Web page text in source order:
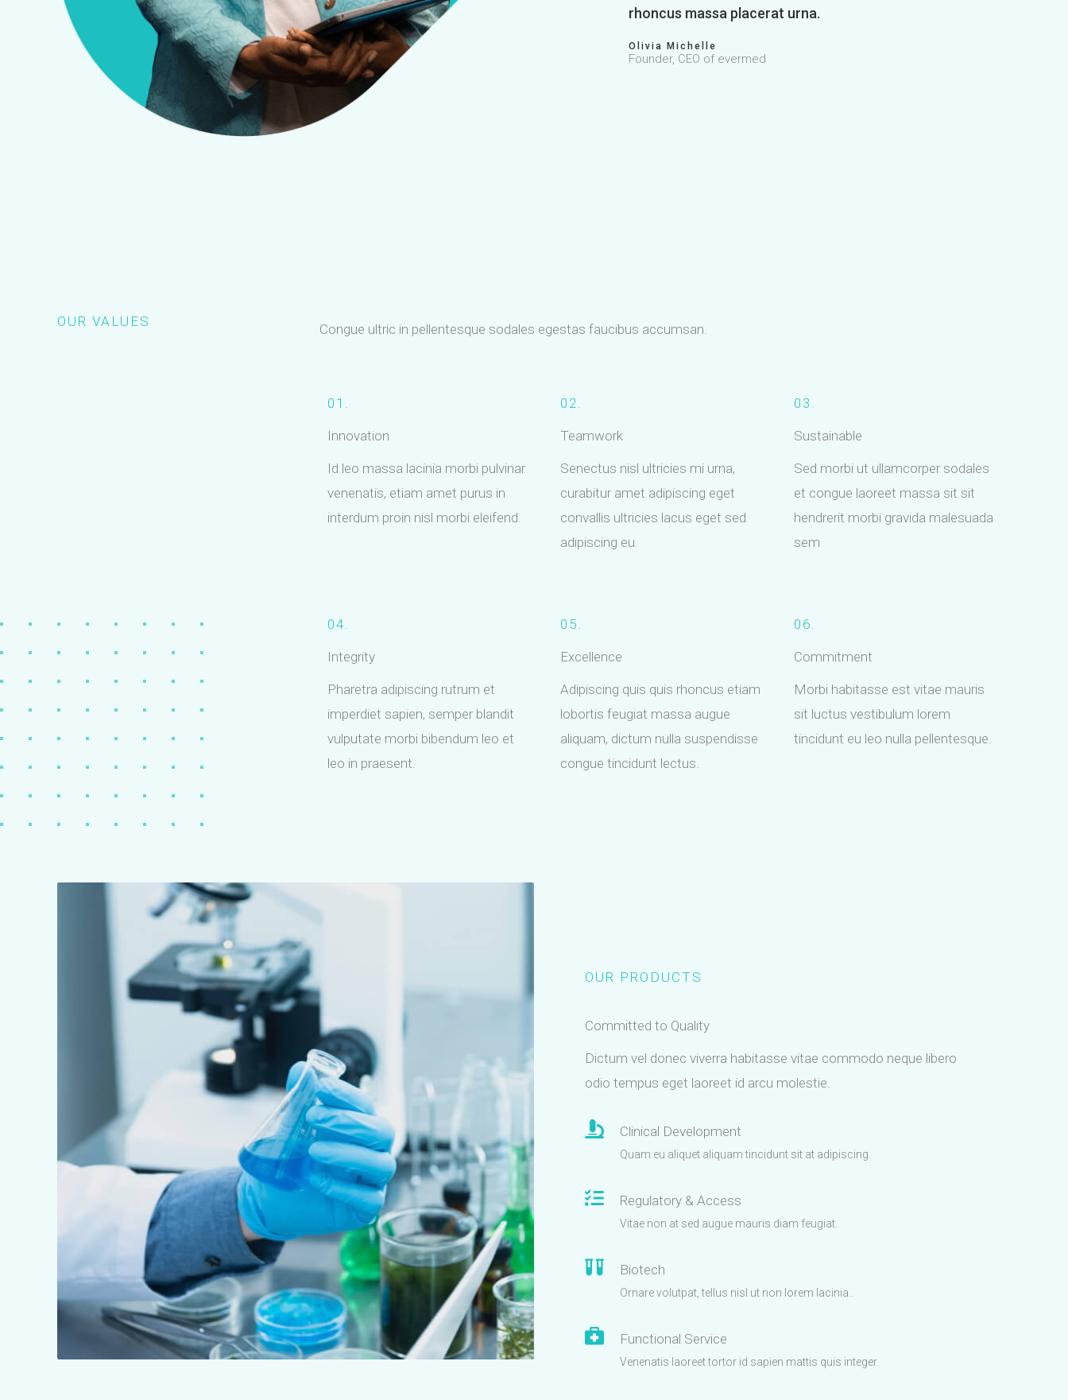
rhoncus massa placerat urna.
Olivia Michelle
Founder, CEO of evermed
OUR VALUES Congue ultric in pellentesque sodales egestas faucibus accumsan.
01.
Innovation
Id leo massa lacinia morbi pulvinar
venenatis, etiam amet purus in
interdum proin nisl morbi eleifend.
02.
Teamwork
Senectus nisl ultricies mi urna,
curabitur amet adipiscing eget
convallis ultricies lacus eget sed
adipiscing eu.
03.
Sustainable
Sed morbi ut ullamcorper sodales
et congue laoreet massa sit sit
hendrerit morbi gravida malesuada
sem
04.
Integrity
Pharetra adipiscing rutrum et
imperdiet sapien, semper blandit
vulputate morbi bibendum leo et
leo in praesent.
05.
Excellence
Adipiscing quis quis rhoncus etiam
lobortis feugiat massa augue
aliquam, dictum nulla suspendisse
congue tincidunt lectus.
06.
Commitment
Morbi habitasse est vitae mauris
sit luctus vestibulum lorem
tincidunt eu leo nulla pellentesque.
OUR PRODUCTS
Committed to Quality
Dictum vel donec viverra habitasse vitae commodo neque libero
odio tempus eget laoreet id arcu molestie.
Clinical Development
Quam eu aliquet aliquam tincidunt sit at adipiscing.
Regulatory & Access
Vitae non at sed augue mauris diam feugiat.
Biotech
Ornare volutpat, tellus nisl ut non lorem lacinia..
Functional Service
Venenatis laoreet tortor id sapien mattis quis integer.